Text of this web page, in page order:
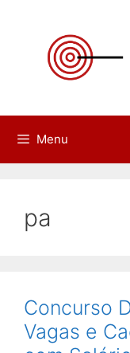
conteúdo
Menu
pa
Concurso
Vagas e